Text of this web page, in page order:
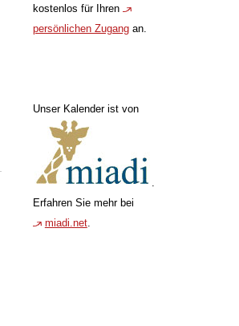
kostenlos für Ihren
persönlichen Zugangan.
Unser Kalender ist von
Erfahren Sie mehr bei
miadi.net.